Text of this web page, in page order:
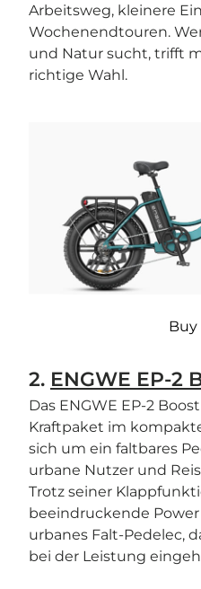
Arbeitsweg, kleinere
Wochenendtouren.
und Natur sucht, trifft
richtige Wahl.
Buy
2. ENGWE EP-2
Das ENGWE EP-2
Kraftpaket im
sich um ein faltbares
urbane Nutzer und
Trotz seiner
beeindruckende
urbanes Falt-Pedelec,
bei der Leistung